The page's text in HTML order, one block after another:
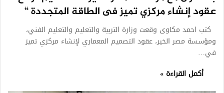
عقود إنشاء مركزي تميز فى الطاقة المتجددة “
كتب احمد مكاوى وقعت وزارة التربية والتعليم والتعليم الفني،
ومؤسسة مصر الخير، عقود التصميم المعماري لإنشاء مركزي تميز
في…
أكمل القراءة »